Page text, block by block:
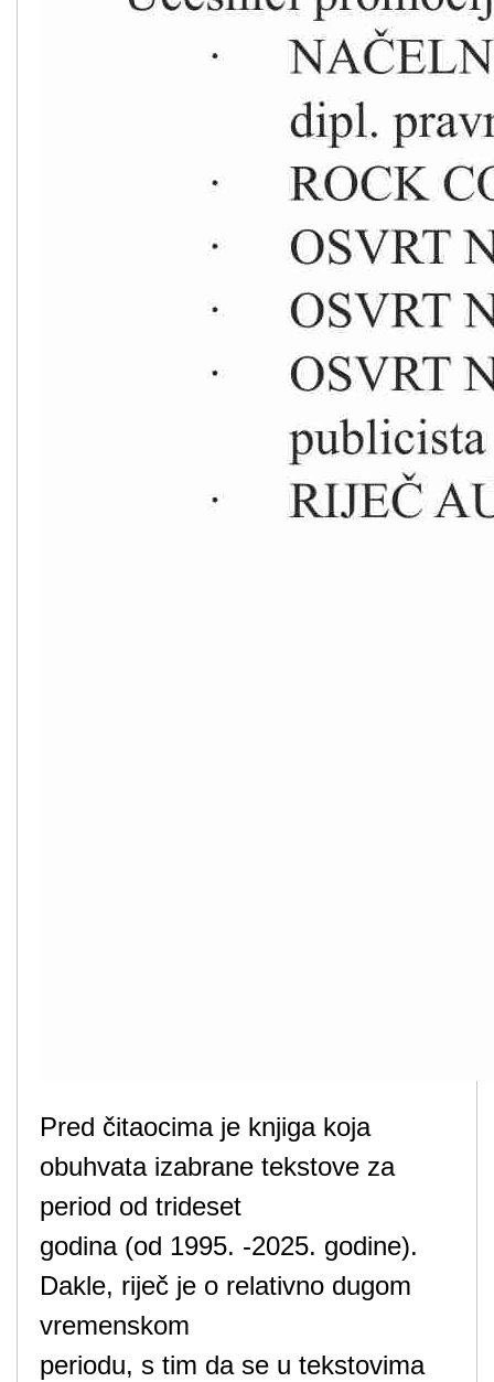
Pred čitaocima je knjiga koja
obuhvata izabrane tekstove za
period od trideset
godina (od 1995. -2025. godine).
Dakle, riječ je o relativno dugom
vremenskom
periodu, s tim da se u tekstovima